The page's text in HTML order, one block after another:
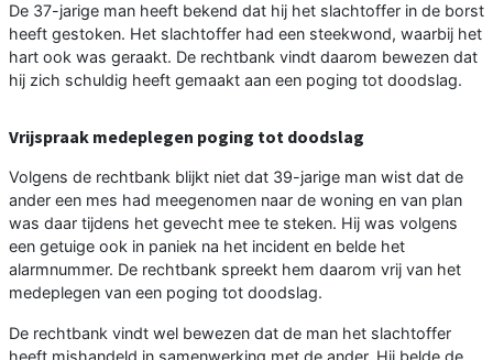
De 37-jarige man heeft bekend dat hij het slachtoffer in de borst
heeft gestoken. Het slachtoffer had een steekwond, waarbij het
hart ook was geraakt. De rechtbank vindt daarom bewezen dat
hij zich schuldig heeft gemaakt aan een poging tot doodslag.
Vrijspraak medeplegen poging tot doodslag
Volgens de rechtbank blijkt niet dat 39-jarige man wist dat de
ander een mes had meegenomen naar de woning en van plan
was daar tijdens het gevecht mee te steken. Hij was volgens
een getuige ook in paniek na het incident en belde het
alarmnummer. De rechtbank spreekt hem daarom vrij van het
medeplegen van een poging tot doodslag.
De rechtbank vindt wel bewezen dat de man het slachtoffer
heeft mishandeld in samenwerking met de ander. Hij belde de